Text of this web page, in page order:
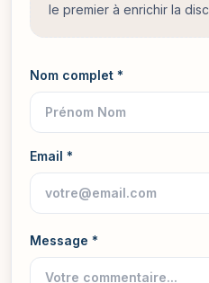
le premier à enrichir la
Nom complet *
Email *
Message *